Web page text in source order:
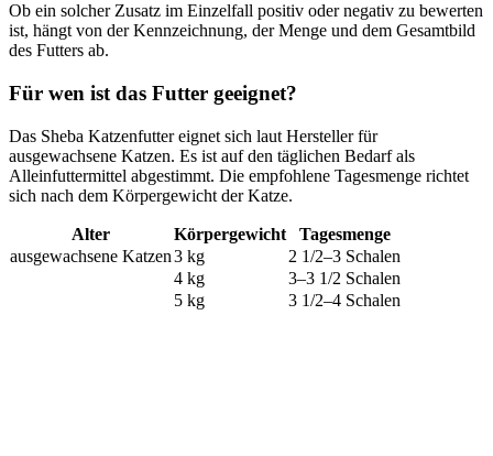
Ob ein solcher Zusatz im Einzelfall positiv oder negativ zu bewerten
ist, hängt von der Kennzeichnung, der Menge und dem Gesamtbild
des Futters ab.
Für wen ist das Futter geeignet?
Das Sheba Katzenfutter eignet sich laut Hersteller für
ausgewachsene Katzen. Es ist auf den täglichen Bedarf als
Alleinfuttermittel abgestimmt. Die empfohlene Tagesmenge richtet
sich nach dem Körpergewicht der Katze.
Alter Körpergewicht
Tagesmenge
ausgewachsene Katzen3 kg
2 1/2–3 Schalen
4 kg
3–3 1/2 Schalen
5 kg
3 1/2–4 Schalen